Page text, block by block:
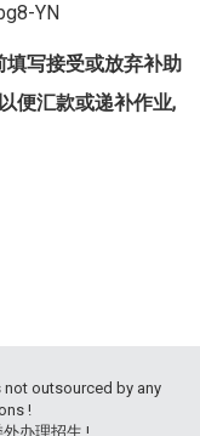
YN
写接受或放弃补助
便汇款或递补作业,
outsourced by any
!
办理招生 !